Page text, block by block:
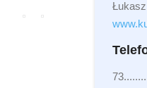
Łukasz
Załącznik